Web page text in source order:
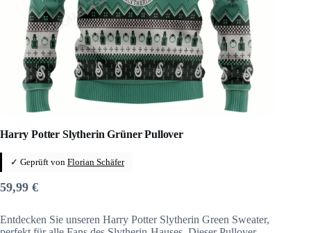
Harry Potter Slytherin Grüner Pullover
✓ Geprüft von Florian Schäfer
59,99 €
Entdecken Sie unseren Harry Potter Slytherin Green Sweater,